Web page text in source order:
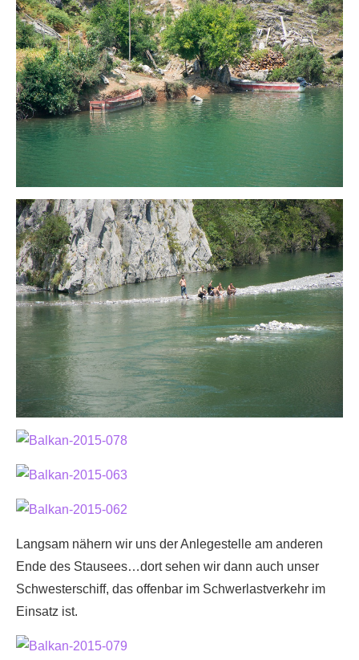
Langsam nähern wir uns der Anlegestelle am anderen
Ende des Stausees…dort sehen wir dann auch unser
Schwesterschiff, das offenbar im Schwerlastverkehr im
Einsatz ist.